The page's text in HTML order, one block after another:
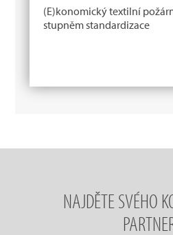
(E)konomický textilní
stupněm standardizace
NAJDĚTE SVÉHO